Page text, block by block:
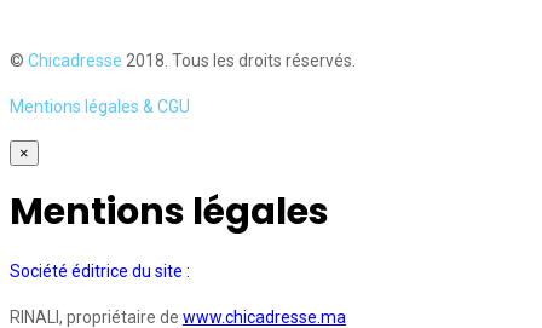
© Chicadresse 2018. Tous les droits réservés.
Mentions légales & CGU
×
Mentions légales
Société éditrice du site :
RINALI, propriétaire de www.chicadresse.ma